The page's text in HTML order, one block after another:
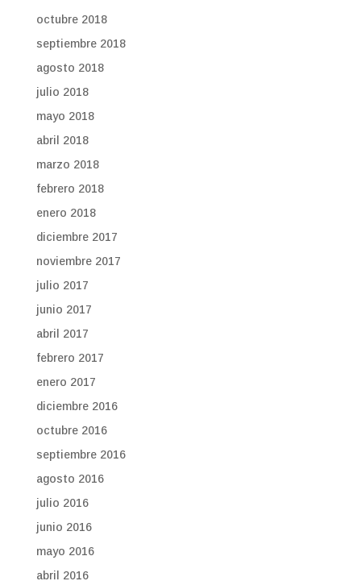
octubre 2018
septiembre 2018
agosto 2018
julio 2018
mayo 2018
abril 2018
marzo 2018
febrero 2018
enero 2018
diciembre 2017
noviembre 2017
julio 2017
junio 2017
abril 2017
febrero 2017
enero 2017
diciembre 2016
octubre 2016
septiembre 2016
agosto 2016
julio 2016
junio 2016
mayo 2016
abril 2016